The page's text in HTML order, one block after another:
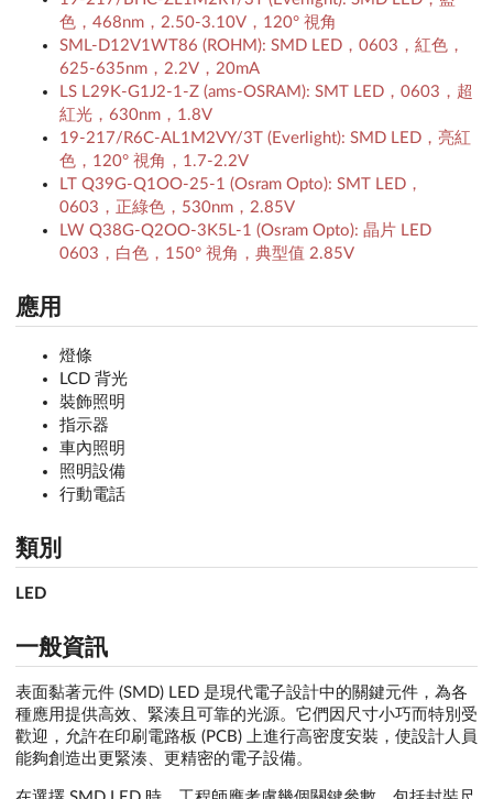
色，468nm，2.50-3.10V，120° 視角
SML-D12V1WT86 (ROHM): SMD LED，0603，紅色，
625-635nm，2.2V，20mA
LS L29K-G1J2-1-Z (ams-OSRAM): SMT LED，0603，超
紅光，630nm，1.8V
19-217/R6C-AL1M2VY/3T (Everlight): SMD LED，亮紅
色，120° 視角，1.7-2.2V
LT Q39G-Q1OO-25-1 (Osram Opto): SMT LED，
0603，正綠色，530nm，2.85V
LW Q38G-Q2OO-3K5L-1 (Osram Opto): 晶片 LED
0603，白色，150° 視角，典型值 2.85V
應用
燈條
LCD 背光
裝飾照明
指示器
車內照明
照明設備
行動電話
類別
LED
一般資訊
表面黏著元件 (SMD) LED 是現代電子設計中的關鍵元件，為各
種應用提供高效、緊湊且可靠的光源。它們因尺寸小巧而特別受
歡迎，允許在印刷電路板 (PCB) 上進行高密度安裝，使設計人員
能夠創造出更緊湊、更精密的電子設備。